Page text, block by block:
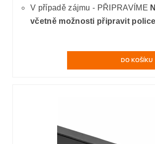
V případě zájmu - PŘIPRAVÍME
včetně možnosti připravit